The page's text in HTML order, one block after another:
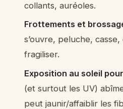
collants, auréoles.
Frottements et
s’ouvre, peluche,
fragiliser.
Exposition au soleil
(et surtout les UV)
peut jaunir/affaiblir les